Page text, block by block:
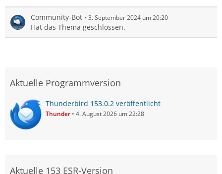
Community-Bot 3. September 2024 um 20:20
Hat das Thema geschlossen.
Aktuelle Programmversion
Thunderbird 153.0.2 veröffentlicht
Thunder 4. August 2026 um 22:28
Aktuelle 153 ESR-Version